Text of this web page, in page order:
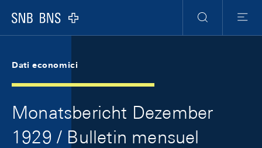
Logo
Ricerca
Menu
Dati economici
Monatsbericht Dezember
1929 / Bulletin mensuel